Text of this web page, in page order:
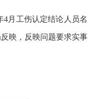
4月工伤认定结论人员名
映，反映问题要求实事